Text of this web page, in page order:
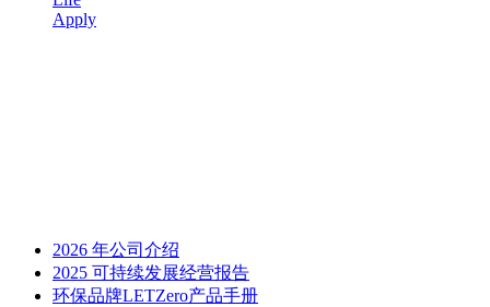
Apply
2026 年公司介绍
2025 可持续发展经营报告
环保品牌LETZero产品手册